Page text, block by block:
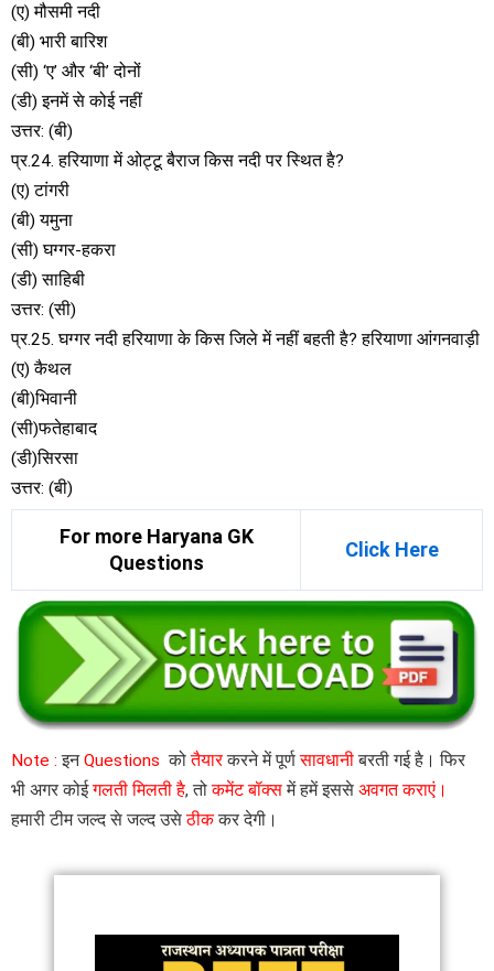
(ए) मौसमी नदी
(बी) भारी बारिश
(सी) ‘ए’ और ‘बी’ दोनों
(डी) इनमें से कोई नहीं
उत्तर: (बी)
प्र.24. हरियाणा में ओट्टू बैराज किस नदी पर स्थित है?
(ए) टांगरी
(बी) यमुना
(सी) घग्गर-हकरा
(डी) साहिबी
उत्तर: (सी)
प्र.25. घग्गर नदी हरियाणा के किस जिले में नहीं बहती है? हरियाणा आंगनवाड़ी
(ए) कैथल
(बी)भिवानी
(सी)फतेहाबाद
(डी)सिरसा
उत्तर: (बी)
For more Haryana GK
Questions
Click Here
Note : इनQuestions कोतैयारकरने में पूर्णसावधानीबरती गई है। फिर
भी अगर कोईगलती मिलती है, तोकमेंट बॉक्समें हमें इससे अवगत कराएं।
हमारी टीम जल्द से जल्द उसेठीककर देगी।